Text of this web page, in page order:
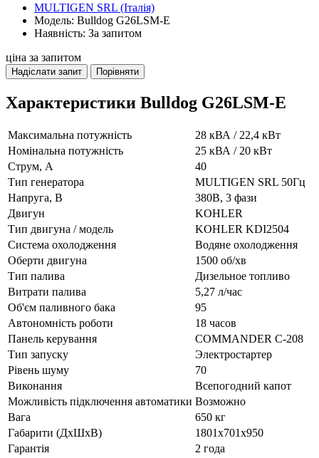
MULTIGEN SRL (Італія)
Модель: Bulldog G26LSM-E
Наявність: За запитом
ціна за запитом
Надіслати запит Порівняти
Характеристики Bulldog G26LSM-E
Максимальна потужність
28 кВА / 22,4 кВт
Номінальна потужність
25 кВА / 20 кВт
Струм, А
40
Тип генератора
MULTIGEN SRL 50Гц
Напруга, В
380В, 3 фази
Двигун
KOHLER
Тип двигуна / модель
KOHLER KDI2504
Система охолодження
Водяне охолодження
Оберти двигуна
1500 об/хв
Тип палива
Дизельное топливо
Витрати палива
5,27 л/час
Об'єм паливного бака
95
Автономність роботи
18 часов
Панель керування
COMMANDER C-208
Тип запуску
Электростартер
Рівень шуму
70
Виконання
Всепогодний капот
Можливість підключення автоматики Возможно
Вага
650 кг
Габарити (ДхШхВ)
1801x701x950
Гарантія
2 года